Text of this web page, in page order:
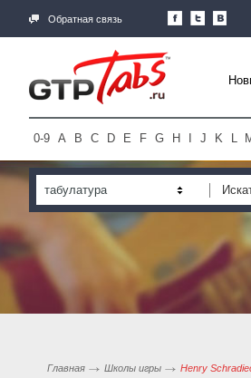
Обратная связь
0-9 A B C D E F G H J K L
табулатура
Главная Школы игры Henry